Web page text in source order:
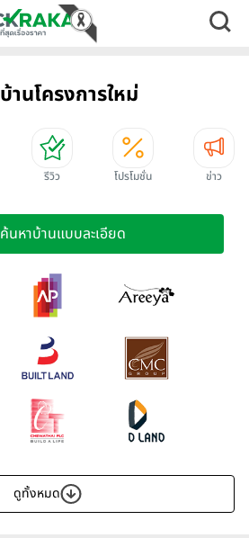
บ้านโครงการใหม่
รีวิว โปรโมชั่น ข่าว
ค้นหาบ้านแบบละเอียด
ดูทั้งหมด